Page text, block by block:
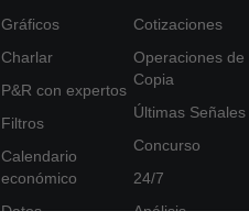
Gráficos
Charlar
P&R con expertos
Filtros
Calendario
económico
Datos
Cotizaciones
Operaciones de
Copia
Últimas Señales
Concurso
24/7
Análisis